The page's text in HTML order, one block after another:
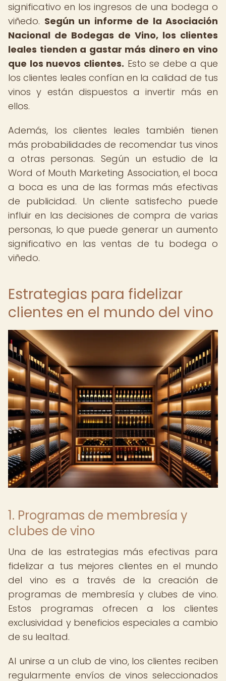
significativo en los ingresos de una bodega o
viñedo. Según un informe de la Asociación
Nacional de Bodegas de Vino, los clientes
leales tienden a gastar más dinero en vino
que los nuevos clientes. Esto se debe a que
los clientes leales confían en la calidad de tus
vinos y están dispuestos a invertir más en
ellos.
Además, los clientes leales también tienen
más probabilidades de recomendar tus vinos
a otras personas. Según un estudio de la
Word of Mouth Marketing Association, el boca
a boca es una de las formas más efectivas
de publicidad. Un cliente satisfecho puede
influir en las decisiones de compra de varias
personas, lo que puede generar un aumento
significativo en las ventas de tu bodega o
viñedo.
Estrategias para fidelizar
clientes en el mundo del vino
1. Programas de membresía y
clubes de vino
Una de las estrategias más efectivas para
fidelizar a tus mejores clientes en el mundo
del vino es a través de la creación de
programas de membresía y clubes de vino.
Estos programas ofrecen a los clientes
exclusividad y beneficios especiales a cambio
de su lealtad.
Al unirse a un club de vino, los clientes reciben
regularmente envíos de vinos seleccionados